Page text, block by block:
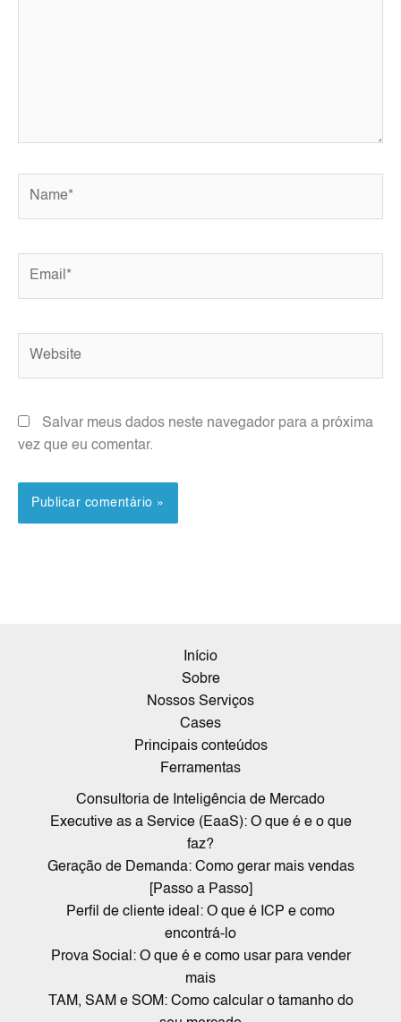
Salvar meus dados neste navegador para a próxima
vez que eu comentar.
Início
Sobre
Nossos Serviços
Cases
Principais conteúdos
Ferramentas
Consultoria de Inteligência de Mercado
Executive as a Service (EaaS): O que é e o que
faz?
Geração de Demanda: Como gerar mais vendas
[Passo a Passo]
Perfil de cliente ideal: O que é ICP e como
encontrá-lo
Prova Social: O que é e como usar para vender
mais
TAM, SAM e SOM: Como calcular o tamanho do